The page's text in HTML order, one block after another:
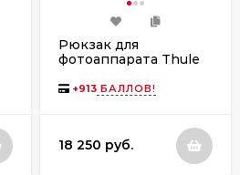
Рюкзак для
фотоаппарата Thule
DSLR Backpack, 20L,
+913 БАЛЛОВ!
18 250 руб.